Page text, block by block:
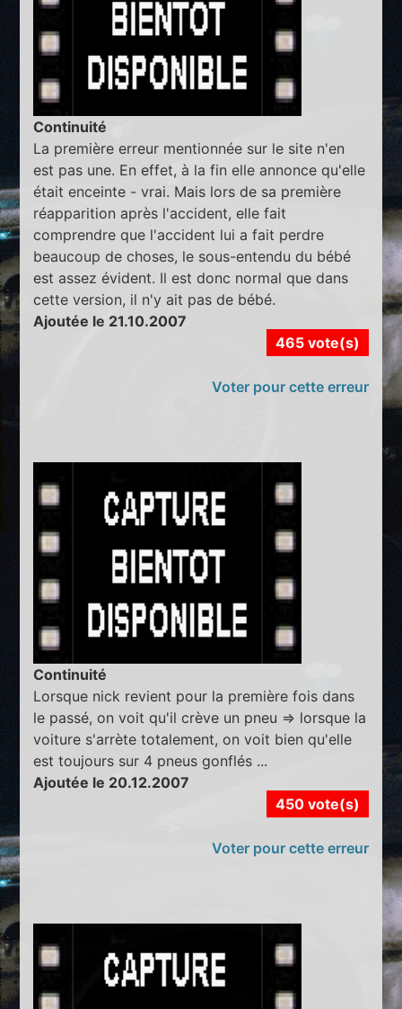
Continuité
La première erreur mentionnée sur le site n'en
est pas une. En effet, à la fin elle annonce qu'elle
était enceinte - vrai. Mais lors de sa première
réapparition après l'accident, elle fait
comprendre que l'accident lui a fait perdre
beaucoup de choses, le sous-entendu du bébé
est assez évident. Il est donc normal que dans
cette version, il n'y ait pas de bébé.
Ajoutée le 21.10.2007
465 vote(s)
Voter pour cette erreur
Continuité
Lorsque nick revient pour la première fois dans
le passé, on voit qu'il crève un pneu => lorsque la
voiture s'arrète totalement, on voit bien qu'elle
est toujours sur 4 pneus gonflés ...
Ajoutée le 20.12.2007
450 vote(s)
Voter pour cette erreur